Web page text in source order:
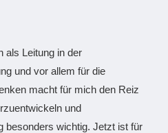
als Leitung in der
und vor allem für die
macht für mich den Reiz
und
besonders wichtig. Jetzt ist für